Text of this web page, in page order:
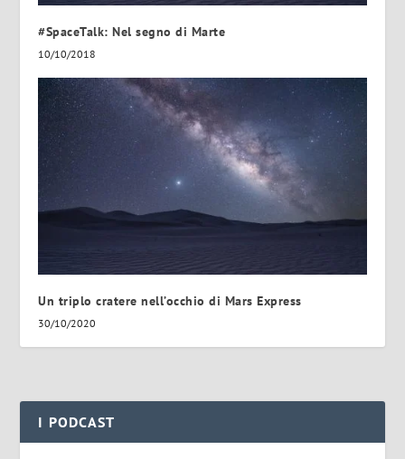
#SpaceTalk: Nel segno di Marte
10/10/2018
Un triplo cratere nell’occhio di Mars Express
30/10/2020
I PODCAST